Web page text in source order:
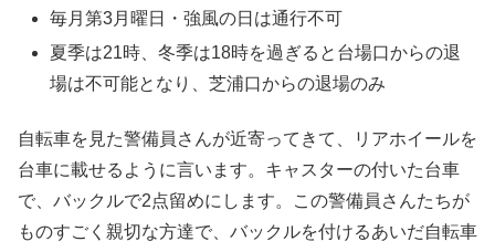
毎月第3月曜日・強風の日は通行不可
夏季は21時、冬季は18時を過ぎると台場口からの退
場は不可能となり、芝浦口からの退場のみ
自転車を見た警備員さんが近寄ってきて、リアホイールを
台車に載せるように言います。キャスターの付いた台車
で、バックルで2点留めにします。この警備員さんたちが
ものすごく親切な方達で、バックルを付けるあいだ自転車